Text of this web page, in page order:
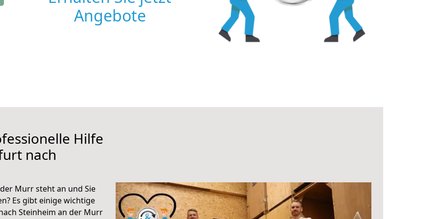
Angebote
Hilfe
nach
Murr steht an und Sie
Es gibt einige wichtige
Steinheim an der Murr